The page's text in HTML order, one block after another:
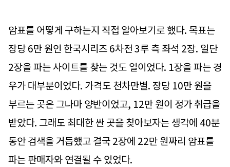
암표를 어떻게 구하는지 직접 알아보기로 했다. 목표는
장당 6만 원인 한국시리즈 6차전 3루 측 좌석 2장. 일단
2장을 파는 사이트를 찾는 것도 일이었다. 1장을 파는 경
우가 대부분이었다. 가격도 천차만별. 장당 10만 원을
부르는 곳은 그나마 양반이었고, 12만 원이 정가 취급을
받았다. 그래도 최대한 싼 곳을 찾아보자는 생각에 40분
동안 검색을 거듭했고 결국 2장에 22만 원짜리 암표를
파는 판매자와 연결될 수 있었다.